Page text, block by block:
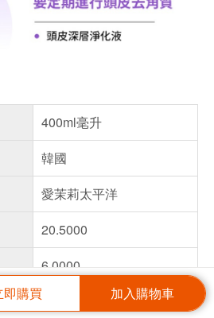
即購買 加入購物車
400ml毫升
韓國
愛茉莉太平洋
20.5000
6.0000
3年